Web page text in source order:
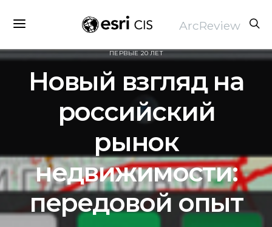
ArcReview
ПЕРВЫЕ 20 ЛЕТ
Новый взгляд на
российский
рынок
недвижимости:
передовой опыт